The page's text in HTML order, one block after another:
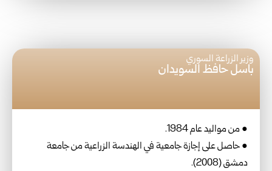
وزير الزراعة السوري
باسل حافظ السويدان
● من مواليد عام 1984.
● حاصل على إجازة جامعية في الهندسة الزراعية من جامعة
دمشق (2008).